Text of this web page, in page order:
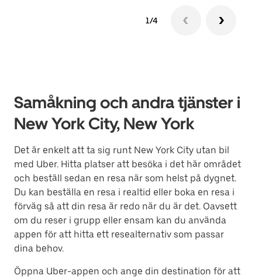
1/4
Samåkning och andra tjänster i
New York City, New York
Det är enkelt att ta sig runt New York City utan bil
med Uber. Hitta platser att besöka i det här området
och beställ sedan en resa när som helst på dygnet.
Du kan beställa en resa i realtid eller boka en resa i
förväg så att din resa är redo när du är det. Oavsett
om du reser i grupp eller ensam kan du använda
appen för att hitta ett resealternativ som passar
dina behov.
Öppna Uber-appen och ange din destination för att